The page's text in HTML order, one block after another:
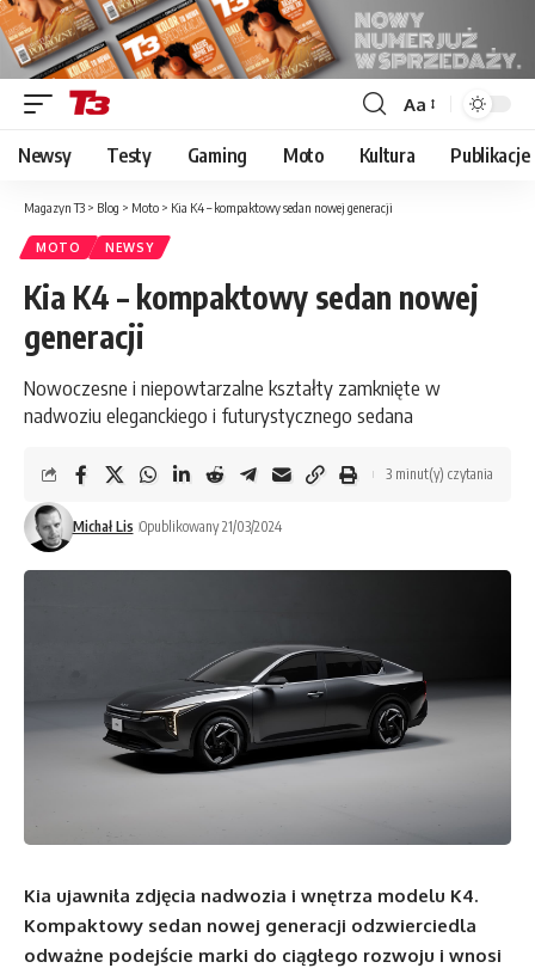
Font
Resizer
Aa
Newsy Testy Gaming Moto Kultura Publikacje
Magazyn T3 > Blog > Moto > Kia K4 – kompaktowy sedan nowej generacji
MOTO NEWSY
Kia K4 – kompaktowy sedan nowej
generacji
Nowoczesne i niepowtarzalne kształty zamknięte w
nadwoziu eleganckiego i futurystycznego sedana
Michał Lis Opublikowany 21/03/2024
3 minut(y) czytania
Kia ujawniła zdjęcia nadwozia i wnętrza modelu K4.
Kompaktowy sedan nowej generacji odzwierciedla
odważne podejście marki do ciągłego rozwoju i wnosi